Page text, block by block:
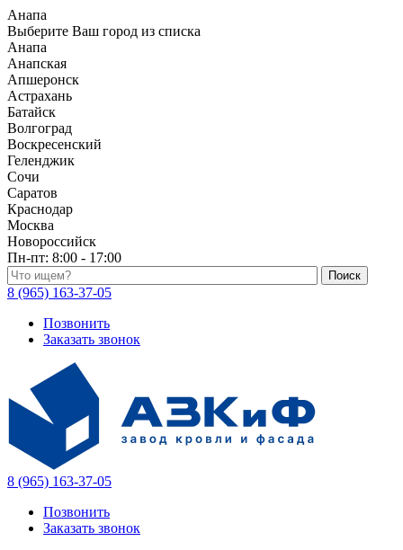
Анапа
Выберите Ваш город из списка
Анапа
Анапская
Апшеронск
Астрахань
Батайск
Волгоград
Воскресенский
Геленджик
Сочи
Саратов
Краснодар
Москва
Новороссийск
Пн-пт: 8:00 - 17:00
Поиск по каталогу
8 (965) 163-37-05
Позвонить
Заказать звонок
8 (965) 163-37-05
Позвонить
Заказать звонок